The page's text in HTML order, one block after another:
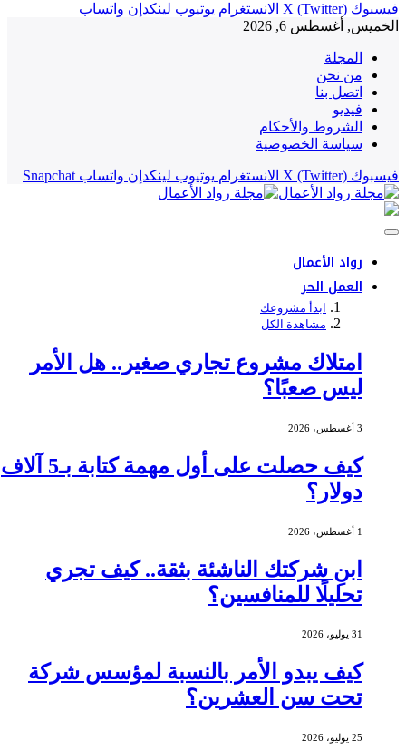
فيسبوك X (Twitter) الانستغرام يوتيوب لينكدإن واتساب
الخميس, أغسطس 6, 2026
المجلة
من نحن
اتصل بنا
فيديو
الشروط والأحكام
سياسة الخصوصية
فيسبوك X (Twitter) الانستغرام يوتيوب لينكدإن واتساب Snapchat
رواد الأعمال
العمل الحر
ابدأ مشروعك
مشاهدة الكل
امتلاك مشروع تجاري صغير.. هل الأمر
ليس صعبًا؟
3 أغسطس، 2026
كيف حصلت على أول مهمة كتابة بـ5 آلاف
دولار؟
1 أغسطس، 2026
ابنِ شركتك الناشئة بثقة.. كيف تجري
تحليلًا للمنافسين؟
31 يوليو، 2026
كيف يبدو الأمر بالنسبة لمؤسس شركة
تحت سن العشرين؟
25 يوليو، 2026